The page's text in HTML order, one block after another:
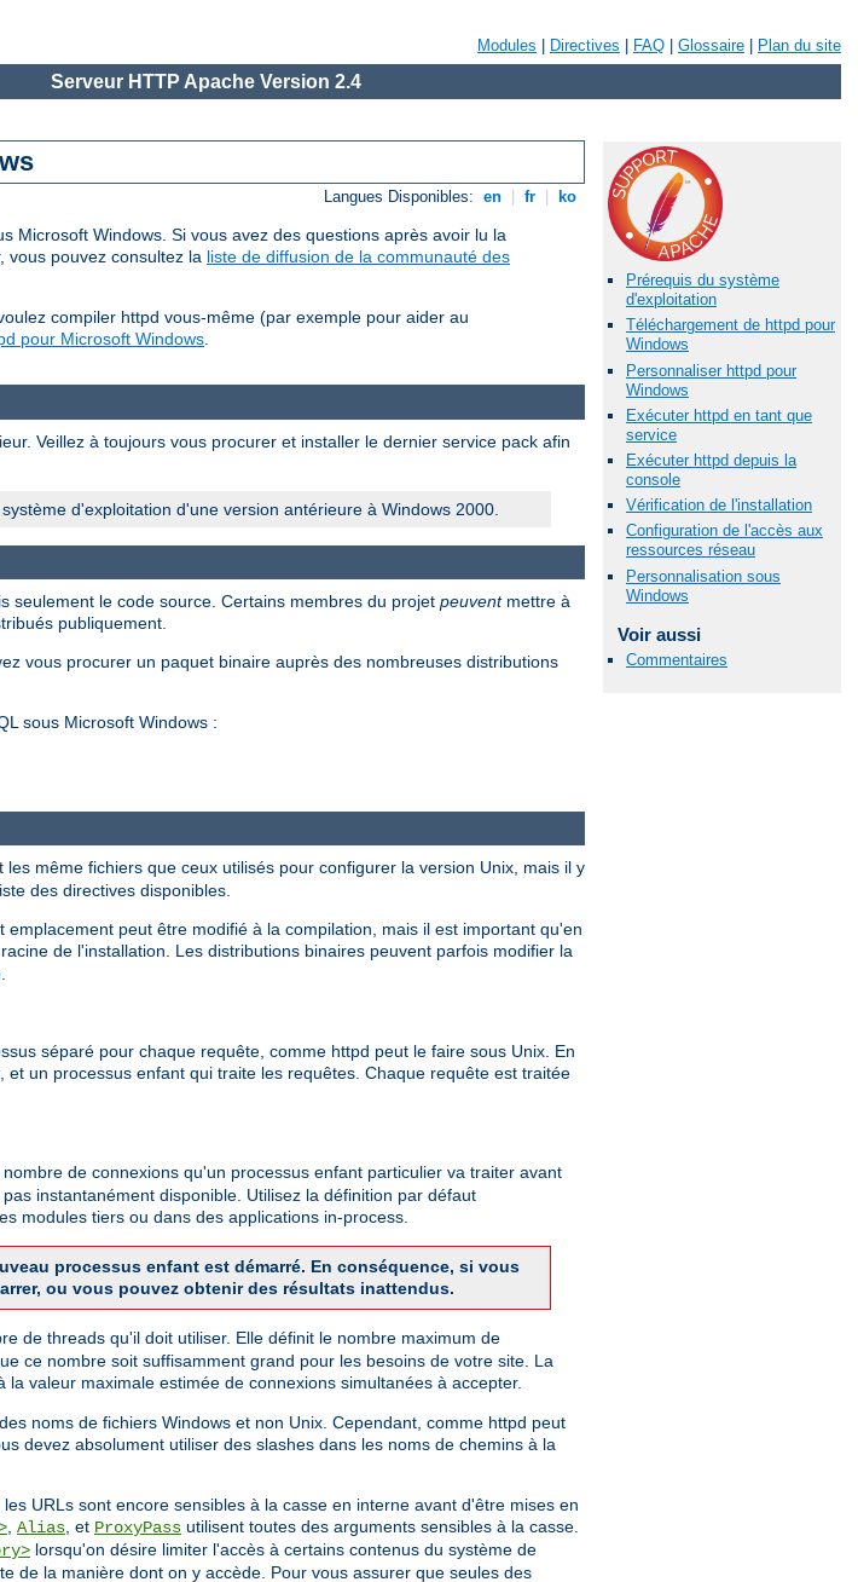
Modules Directives FAQ Glossaire Plan du site
Serveur HTTP Apache Version 2.4
Langues Disponibles: en fr ko
Microsoft Windows. Si vous avez des questions après avoir lu la
vous pouvez consultez la liste de diffusion de la communauté des
compiler httpd vous-même (par exemple pour aider au
pour Microsoft Windows.
Prérequis du système
d'exploitation
Téléchargement de httpd pour
Windows
Personnaliser httpd pour
Windows
Exécuter httpd en tant que
service
Exécuter httpd depuis la
console
Vérification de l'installation
Configuration de l'accès aux
ressources réseau
Personnalisation sous
Windows
Voir aussi
Commentaires
Veillez à toujours vous procurer et installer le dernier service pack afin
d'exploitation d'une version antérieure à Windows 2000.
seulement le code source. Certains membres du projet peuventmettre à
publiquement.
vous procurer un paquet binaire auprès des nombreuses distributions
sous Microsoft Windows :
les même fichiers que ceux utilisés pour configurer la version Unix, mais il y
des directives disponibles.
peut être modifié à la compilation, mais il est important qu'en
de l'installation. Les distributions binaires peuvent parfois modifier la
séparé pour chaque requête, comme httpd peut le faire sous Unix. En
un processus enfant qui traite les requêtes. Chaque requête est traitée
de connexions qu'un processus enfant particulier va traiter avant
instantanément disponible. Utilisez la définition par défaut
modules tiers ou dans des applications in-process.
processus enfant est démarré. En conséquence, si vous
ou vous pouvez obtenir des résultats inattendus.
de threads qu'il doit utiliser. Elle définit le nombre maximum de
ce nombre soit suffisamment grand pour les besoins de votre site. La
valeur maximale estimée de connexions simultanées à accepter.
noms de fichiers Windows et non Unix. Cependant, comme httpd peut
devez absolument utiliser des slashes dans les noms de chemins à la
URLs sont encore sensibles à la casse en interne avant d'être mises en
, Alias, et ProxyPass utilisent toutes des arguments sensibles à la casse.
lorsqu'on désire limiter l'accès à certains contenus du système de
de la manière dont on y accède. Pour vous assurer que seules des